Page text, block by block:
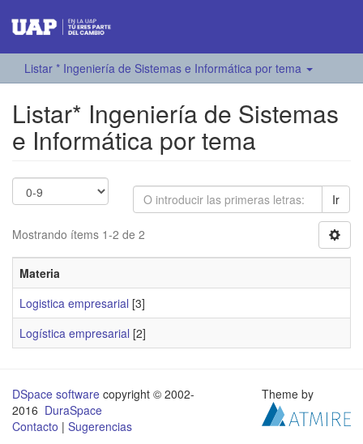
Listar * Ingeniería de Sistemas e Informática por tema
Listar* Ingeniería de Sistemas
e Informática por tema
Ir
Mostrando ítems 1-2 de 2
Materia
Logistica empresarial [3]
Logística empresarial [2]
DSpace software copyright © 2002-
2016 DuraSpace
Contacto | Sugerencias
Theme by